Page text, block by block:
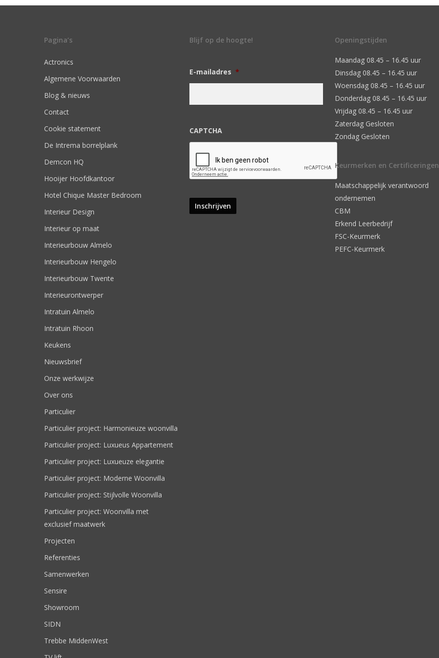
Pagina’s
Actronics
Algemene Voorwaarden
Blog & nieuws
Contact
Cookie statement
De Intrema borrelplank
Demcon HQ
Hooijer Hoofdkantoor
Hotel Chique Master Bedroom
Interieur Design
Interieur op maat
Interieurbouw Almelo
Interieurbouw Hengelo
Interieurbouw Twente
Interieurontwerper
Intratuin Almelo
Intratuin Rhoon
Keukens
Nieuwsbrief
Onze werkwijze
Over ons
Particulier
Particulier project: Harmonieuze woonvilla
Particulier project: Luxueus Appartement
Particulier project: Luxueuze elegantie
Particulier project: Moderne Woonvilla
Particulier project: Stijlvolle Woonvilla
Particulier project: Woonvilla met
exclusief maatwerk
Projecten
Referenties
Samenwerken
Sensire
Showroom
SIDN
Trebbe MiddenWest
Blijf op de hoogte!
E-mailadres *
CAPTCHA
Openingstijden
Maandag 08.45 – 16.45 uur
Dinsdag 08.45 – 16.45 uur
Woensdag 08.45 – 16.45 uur
Donderdag 08.45 – 16.45 uur
Vrijdag 08.45 – 16.45 uur
Zaterdag Gesloten
Zondag Gesloten
Keurmerken en Certificeringen
Maatschappelijk verantwoord
ondernemen
CBM
Erkend Leerbedrijf
FSC-Keurmerk
PEFC-Keurmerk